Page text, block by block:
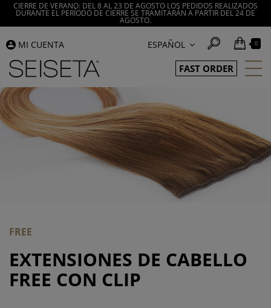
CIERRE DE VERANO: DEL 8 AL 23 DE AGOSTO LOS PEDIDOS REALIZADOS
DURANTE EL PERÍODO DE CIERRE SE TRAMITARÁN A PARTIR DEL 24 DE
AGOSTO.
ESPAÑOL
MI CUENTA 0
FAST ORDER
FREE
EXTENSIONES DE CABELLO
FREE CON CLIP